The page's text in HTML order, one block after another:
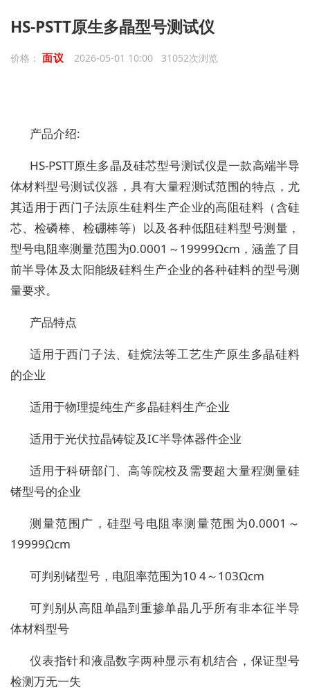
HS-PSTT原生多晶型号测试仪
价格： 面议 2026-05-01 10:00 31052次浏览
产品介绍:
HS-PSTT原生多晶及硅芯型号测试仪是一款高端半导
体材料型号测试仪器，具有大量程测试范围的特点，尤
其适用于西门子法原生硅料生产企业的高阻硅料（含硅
芯、检磷棒、检硼棒等）以及各种低阻硅料型号测量，
型号电阻率测量范围为0.0001～19999Ωcm，涵盖了目
前半导体及太阳能级硅料生产企业的各种硅料的型号测
量要求。
产品特点
适用于西门子法、硅烷法等工艺生产原生多晶硅料
的企业
适用于物理提纯生产多晶硅料生产企业
适用于光伏拉晶铸锭及IC半导体器件企业
适用于科研部门、高等院校及需要超大量程测量硅
锗型号的企业
测量范围广，硅型号电阻率测量范围为0.0001～
19999Ωcm
可判别锗型号，电阻率范围为10 4～103Ωcm
可判别从高阻单晶到重掺单晶几乎所有非本征半导
体材料型号
仪表指针和液晶数字两种显示有机结合，保证型号
检测万无一失